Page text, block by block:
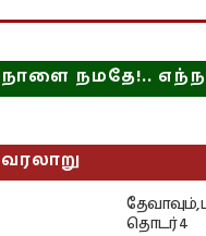
நாளை நமதே!..
வரலாறு
தேவாவும்,
தொடர் 4